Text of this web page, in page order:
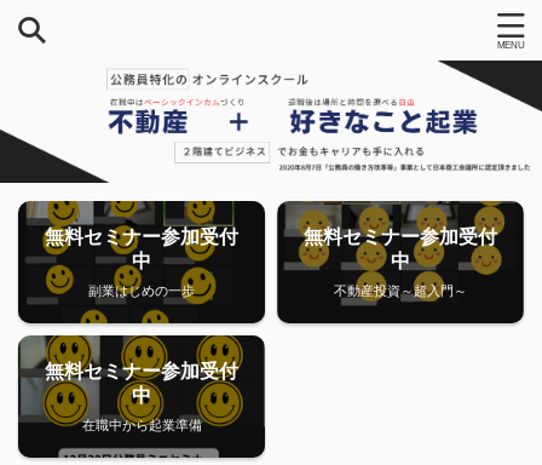
無料セミナー参加受付
中
副業はじめの一歩
無料セミナー参加受付
中
不動産投資～超入門～
無料セミナー参加受付
中
在職中から起業準備